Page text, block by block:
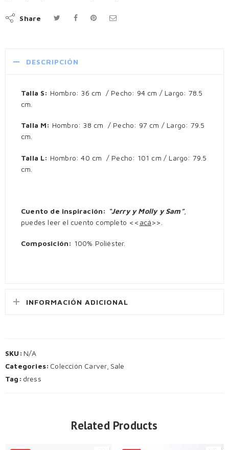
Share
DESCRIPCIÓN
Talla S: Hombro: 36 cm / Pecho: 94 cm / Largo: 78.5
cm.
Talla M: Hombro: 38 cm / Pecho: 97 cm / Largo: 79.5
cm.
Talla L: Hombro: 40 cm / Pecho: 101 cm / Largo: 79.5
cm.
Cuento de inspiración: “Jerry y Molly y Sam”,
puedes leer el cuento completo << acá>>.
Composición: 100% Poliéster.
INFORMACIÓN ADICIONAL
SKU: N/A
Categories: Colección Carver Sale
Tag: dress
Related Products